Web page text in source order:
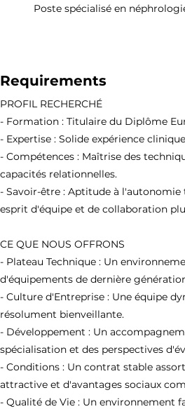
Poste spécialisé en
Requirements
PROFIL RECHERCHÉ
- Formation : Titulaire du Diplôme
- Expertise : Solide expérience
- Compétences : Maîtrise des
capacités relationnelles.
- Savoir-être : Aptitude à
esprit d'équipe et de collaboration
CE QUE NOUS OFFRONS
- Plateau Technique : Un
d'équipements de dernière
- Culture d'Entreprise : Une équipe
résolument bienveillante.
- Développement : Un
spécialisation et des perspectives
- Conditions : Un contrat stable
attractive et d'avantages sociaux
- Qualité de Vie : Un environnement